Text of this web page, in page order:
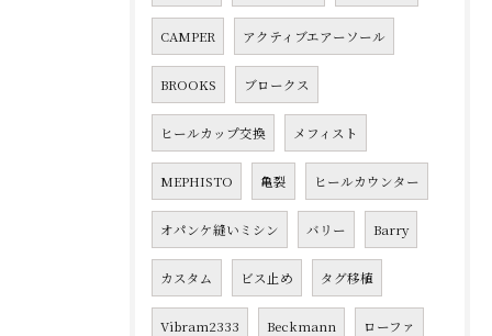
CAMPER アクティブエアーソール
BROOKS ブロークス
ヒールカップ交換 メフィスト
MEPHISTO 亀裂 ヒールカウンター
オパンケ縫いミシン バリー Barry
カスタム ビス止め タグ移植
Vibram2333 Beckmann ローファ